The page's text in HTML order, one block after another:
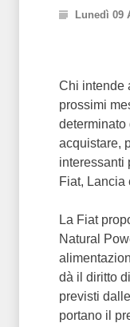
Lunedì 09
Chi intende
prossimi
determinato
acquistare,
interessanti
Fiat, Lancia
La Fiat
Natural
dà il diritto
previsti
portano il